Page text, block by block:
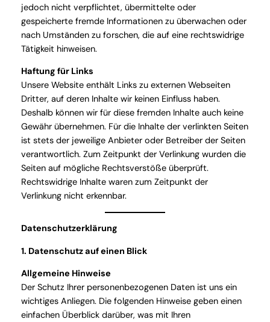
jedoch nicht verpflichtet, übermittelte oder
gespeicherte fremde Informationen zu überwachen oder
nach Umständen zu forschen, die auf eine rechtswidrige
Tätigkeit hinweisen.
Haftung für Links
Unsere Website enthält Links zu externen Webseiten
Dritter, auf deren Inhalte wir keinen Einfluss haben.
Deshalb können wir für diese fremden Inhalte auch keine
Gewähr übernehmen. Für die Inhalte der verlinkten Seiten
ist stets der jeweilige Anbieter oder Betreiber der Seiten
verantwortlich. Zum Zeitpunkt der Verlinkung wurden die
Seiten auf mögliche Rechtsverstöße überprüft.
Rechtswidrige Inhalte waren zum Zeitpunkt der
Verlinkung nicht erkennbar.
Datenschutzerklärung
1. Datenschutz auf einen Blick
Allgemeine Hinweise
Der Schutz Ihrer personenbezogenen Daten ist uns ein
wichtiges Anliegen. Die folgenden Hinweise geben einen
einfachen Überblick darüber, was mit Ihren